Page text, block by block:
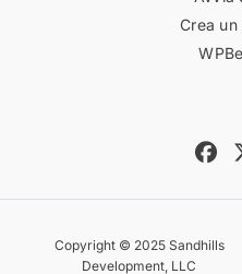
Crea un
Copyright © 2025 Sandhills
Development, LLC